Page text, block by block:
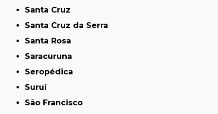
Santa Cruz
Santa Cruz da Serra
Santa Rosa
Saracuruna
Seropédica
Suruí
São Francisco